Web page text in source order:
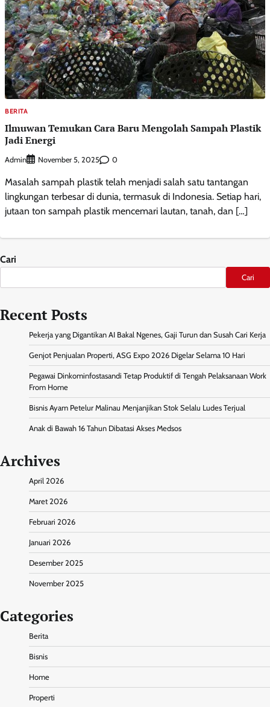
BERITA
Ilmuwan Temukan Cara Baru Mengolah Sampah Plastik
Jadi Energi
Admin November 5, 2025 0
Masalah sampah plastik telah menjadi salah satu tantangan
lingkungan terbesar di dunia, termasuk di Indonesia. Setiap hari,
jutaan ton sampah plastik mencemari lautan, tanah, dan […]
Cari
Cari
Recent Posts
Pekerja yang Digantikan AI Bakal Ngenes, Gaji Turun dan Susah Cari Kerja
Genjot Penjualan Properti, ASG Expo 2026 Digelar Selama 10 Hari
Pegawai Dinkominfostasandi Tetap Produktif di Tengah Pelaksanaan Work
From Home
Bisnis Ayam Petelur Malinau Menjanjikan Stok Selalu Ludes Terjual
Anak di Bawah 16 Tahun Dibatasi Akses Medsos
Archives
April 2026
Maret 2026
Februari 2026
Januari 2026
Desember 2025
November 2025
Categories
Berita
Bisnis
Home
Properti